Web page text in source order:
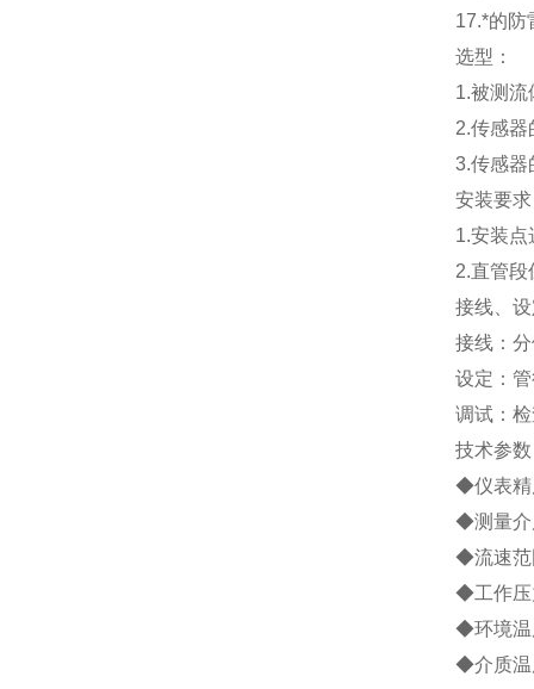
17.*的防
选型：
1.被测流
2.传感器
3.传感器
安装要
1.安装点
2.直管段
接线、
接线：
设定：
调试：
技术参数
◆仪表精
◆测量介
◆流速范
◆工作压
◆环境
◆介质温